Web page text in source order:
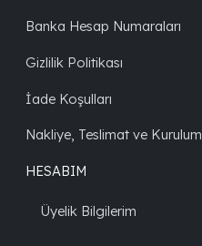
Banka Hesap Numaraları
Gizlilik Politikası
İade Koşulları
Nakliye, Teslimat ve Kurulum
HESABIM
Üyelik Bilgilerim